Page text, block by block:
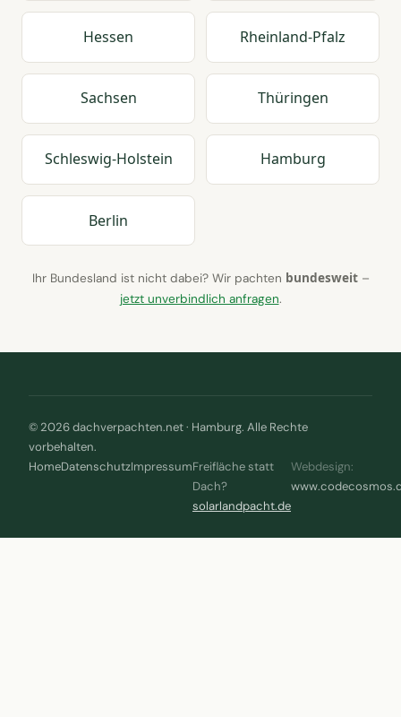
Hessen Rheinland-Pfalz
Sachsen Thüringen
Schleswig-Holstein Hamburg
Berlin
Ihr Bundesland ist nicht dabei? Wir pachten bundesweit–
jetzt unverbindlich anfragen.
© 2026 dachverpachten.net · Hamburg. Alle Rechte
vorbehalten.
HomeDatenschutzImpressumFreifläche statt
Dach?
solarlandpacht.de
Webdesign: